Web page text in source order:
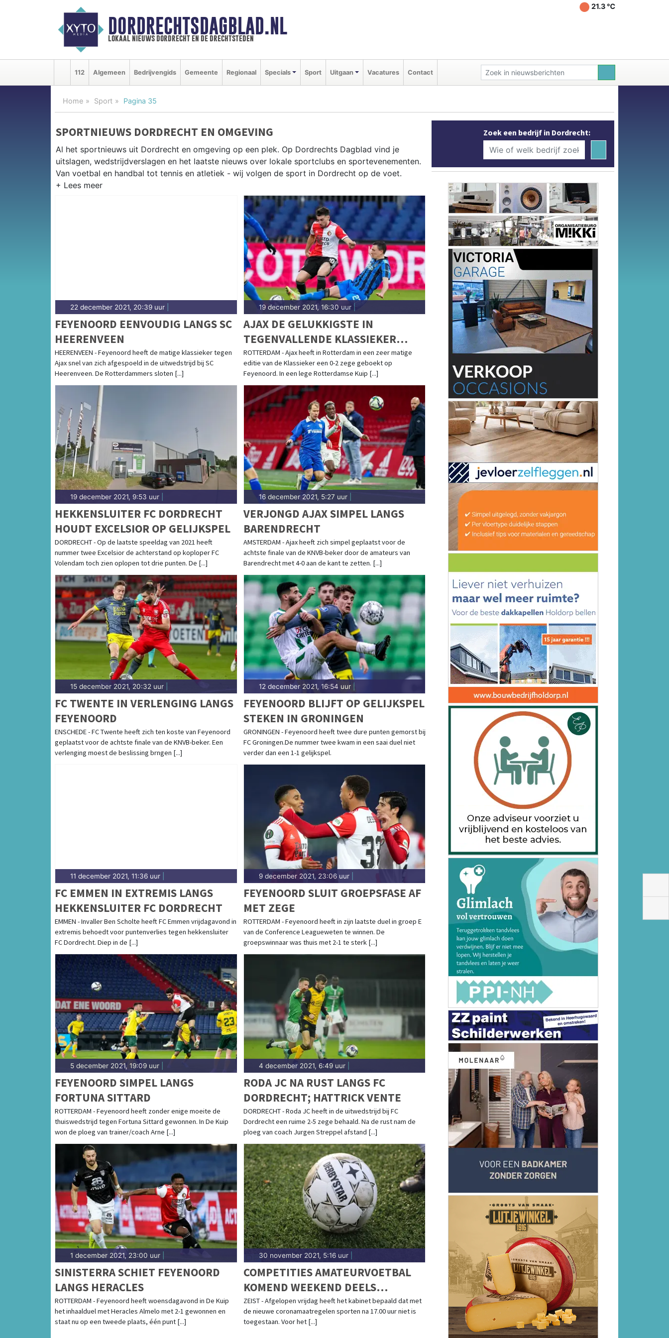
DORDRECHTSDAGBLAD.NL
lokaal nieuws dordrecht en de drechtsteden
21.3 ℃
112 Algemeen Bedrijvengids Gemeente Regionaal Specials Sport Uitgaan Vacatures Contact
Home Sport Pagina 35
SPORTNIEUWS DORDRECHT EN OMGEVING
Al het sportnieuws uit Dordrecht en omgeving op een plek. Op Dordrechts Dagblad vind je
uitslagen, wedstrijdverslagen en het laatste nieuws over lokale sportclubs en sportevenementen.
Van voetbal en handbal tot tennis en atletiek - wij volgen de sport in Dordrecht op de voet.
Van FC Dordrecht en BVC Barendrecht tot roeien op de Merwede en zeilen op het Hollandsch
Diep — sport in Dordrecht heeft een sterke waterstad-traditie. Blijf op de hoogte van alle
22 december 2021, 20:39 uur
FEYENOORD EENVOUDIG LANGS SC
HEERENVEEN
HEERENVEEN - Feyenoord heeft de matige klassieker tegen
Ajax snel van zich afgespoeld in de uitwedstrijd bij SC
Heerenveen. De Rotterdammers sloten [...]
19 december 2021, 16:30 uur|
AJAX DE GELUKKIGSTE IN
TEGENVALLENDE KLASSIEKER
TEGEN FEYENOORD
ROTTERDAM - Ajax heeft in Rotterdam in een zeer matige
editie van de Klassieker een 0-2 zege geboekt op
Feyenoord. In een lege Rotterdamse Kuip [...]
19 december 2021, 9:53 uur
HEKKENSLUITER FC DORDRECHT
HOUDT EXCELSIOR OP GELIJKSPEL
DORDRECHT - Op de laatste speeldag van 2021 heeft
nummer twee Excelsior de achterstand op koploper FC
Volendam toch zien oplopen tot drie punten. De [...]
16 december 2021, 5:27 uur|
VERJONGD AJAX SIMPEL LANGS
BARENDRECHT
AMSTERDAM - Ajax heeft zich simpel geplaatst voor de
achtste finale van de KNVB-beker door de amateurs van
Barendrecht met 4-0 aan de kant te zetten. [...]
15 december 2021, 20:32 uur
FC TWENTE IN VERLENGING LANGS
FEYENOORD
ENSCHEDE - FC Twente heeft zich ten koste van Feyenoord
geplaatst voor de achtste finale van de KNVB-beker. Een
verlenging moest de beslissing brngen [...]
12 december 2021, 16:54 uur|
FEYENOORD BLIJFT OP GELIJKSPEL
STEKEN IN GRONINGEN
GRONINGEN - Feyenoord heeft twee dure punten gemorst bij
FC Groningen.De nummer twee kwam in een saai duel niet
verder dan een 1-1 gelijkspel.
11 december 2021, 11:36 uur
FC EMMEN IN EXTREMIS LANGS
HEKKENSLUITER FC DORDRECHT
EMMEN - Invaller Ben Scholte heeft FC Emmen vrijdagavond in
extremis behoedt voor puntenverlies tegen hekkensluiter
FC Dordrecht. Diep in de [...]
9 december 2021, 23:06 uur|
FEYENOORD SLUIT GROEPSFASE AF
MET ZEGE
ROTTERDAM - Feyenoord heeft in zijn laatste duel in groep E
van de Conference Leagueweten te winnen. De
groepswinnaar was thuis met 2-1 te sterk [...]
5 december 2021, 19:09 uur
FEYENOORD SIMPEL LANGS
FORTUNA SITTARD
ROTTERDAM - Feyenoord heeft zonder enige moeite de
thuiswedstrijd tegen Fortuna Sittard gewonnen. In De Kuip
won de ploeg van trainer/coach Arne [...]
4 december 2021, 6:49 uur|
RODA JC NA RUST LANGS FC
DORDRECHT; HATTRICK VENTE
DORDRECHT - Roda JC heeft in de uitwedstrijd bij FC
Dordrecht een ruime 2-5 zege behaald. Na de rust nam de
ploeg van coach Jurgen Streppel afstand [...]
1 december 2021, 23:00 uur
SINISTERRA SCHIET FEYENOORD
LANGS HERACLES
ROTTERDAM - Feyenoord heeft woensdagavond in De Kuip
het inhaalduel met Heracles Almelo met 2-1 gewonnen en
staat nu op een tweede plaats, één punt [...]
30 november 2021, 5:16 uur|
COMPETITIES AMATEURVOETBAL
KOMEND WEEKEND DEELS
STILGELEGD
ZEIST - Afgelopen vrijdag heeft het kabinet bepaald dat met
de nieuwe coronamaatregelen sporten na 17.00 uur niet is
toegestaan. Voor het [...]
Zoek een bedrijf in Dordrecht: